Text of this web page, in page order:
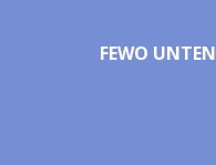
FEWO UNTEN